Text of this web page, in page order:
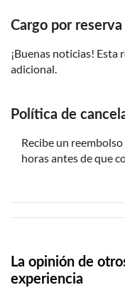
Cargo por reserva
¡Buenas noticias! Esta
adicional.
Política de
Recibe un
horas antes de que
La opinión de
experiencia